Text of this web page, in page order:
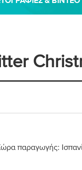
παραγωγής: